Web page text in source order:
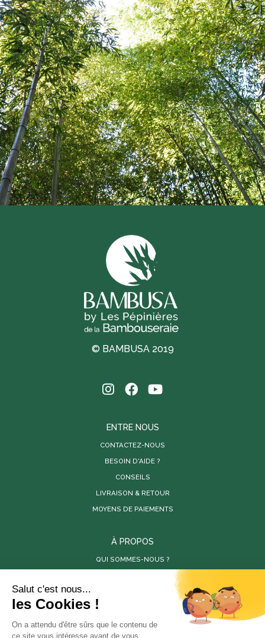
© BAMBUSA 2019
ENTRE NOUS
CONTACTEZ-NOUS
BESOIN D'AIDE ?
CONSEILS
LIVRAISON & RETOUR
MOYENS DE PAIEMENTS
À PROPOS
QUI SOMMES-NOUS ?